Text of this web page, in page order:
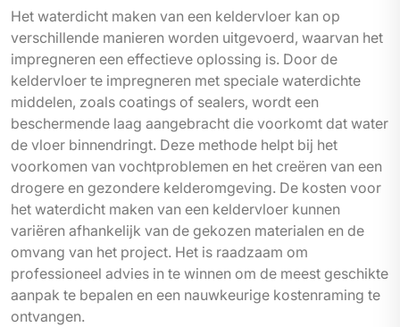
Het waterdicht maken van een keldervloer kan op
verschillende manieren worden uitgevoerd, waarvan het
impregneren een effectieve oplossing is. Door de
keldervloer te impregneren met speciale waterdichte
middelen, zoals coatings of sealers, wordt een
beschermende laag aangebracht die voorkomt dat water
de vloer binnendringt. Deze methode helpt bij het
voorkomen van vochtproblemen en het creëren van een
drogere en gezondere kelderomgeving. De kosten voor
het waterdicht maken van een keldervloer kunnen
variëren afhankelijk van de gekozen materialen en de
omvang van het project. Het is raadzaam om
professioneel advies in te winnen om de meest geschikte
aanpak te bepalen en een nauwkeurige kostenraming te
ontvangen.